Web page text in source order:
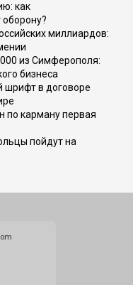
как
миллиардов:
из Симферополя:
бизнеса
шрифт в договоре
по карману первая
пойдут на